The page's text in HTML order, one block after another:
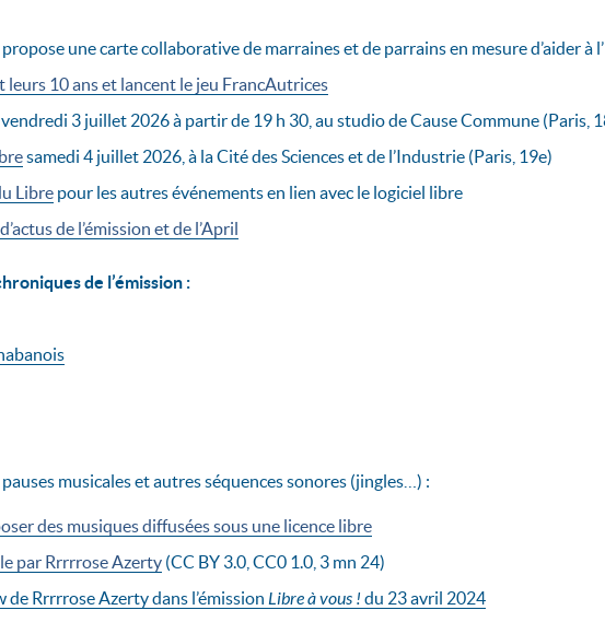
une carte collaborative de marraines et de parrains en mesure d’aider à
leurs 10 ans et lancent le jeu FrancAutrices
3 juillet 2026 à partir de 19 h 30, au studio de Cause Commune (Paris,
samedi 4 juillet 2026, à la Cité des Sciences et de l’Industrie (Paris, 19e)
Librepour les autres événements en lien avec le logiciel libre
de l’émission et de l’April
de l’émission :
musicales et autres séquences sonores (jingles…) :
des musiques diffusées sous une licence libre
par Rrrrrose Azerty(CC BY 3.0, CC0 1.0, 3 mn 24)
de Rrrrrose Azerty dans l’émission Libre à vous ! du 23 avril 2024